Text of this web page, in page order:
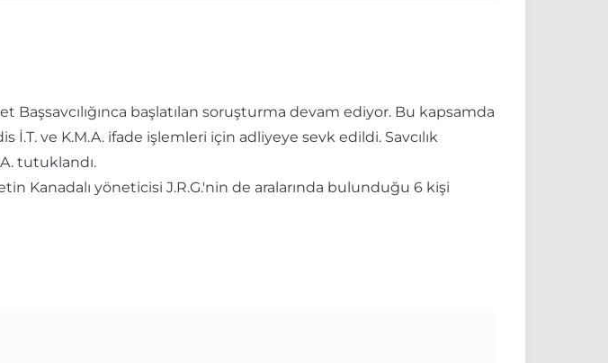
başlatılan soruşturma devam ediyor. Bu kapsamda
ve K.M.A. ifade işlemleri için adliyeye sevk edildi. Savcılık
tutuklandı.
Kanadalı yöneticisi J.R.G.'nin de aralarında bulunduğu 6 kişi